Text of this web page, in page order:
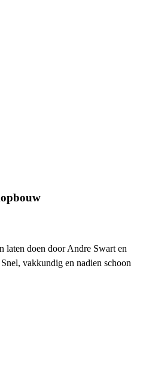
laten doen door Andre Swart en
vakkundig en nadien schoon